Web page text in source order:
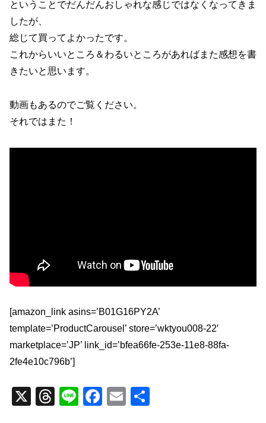
ということでだんだんおしゃれな感じではなくなってきま
したが、
総じて買ってよかったです。
これからいいところ＆わるいところがあればまた感想を書
きたいと思います。
動画もあるのでご覧ください。
それではまた！
[amazon_link asins=’B01G16PY2A’
template=’ProductCarousel’ store=’wktyou008-22′
marketplace=’JP’ link_id=’bfea66fe-253e-11e8-88fa-
2fe4e10c796b’]
X
T
Li
F
E